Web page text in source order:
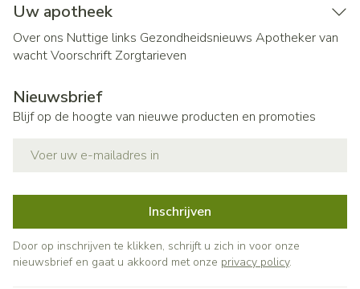
Uw apotheek
Over ons Nuttige links Gezondheidsnieuws Apotheker van
wachtVoorschrift Zorgtarieven
Nieuwsbrief
Blijf op de hoogte van nieuwe producten en promoties
Inschrijven
Door op inschrijven te klikken, schrijft u zich in voor onze
nieuwsbrief en gaat u akkoord met onze privacy policy.